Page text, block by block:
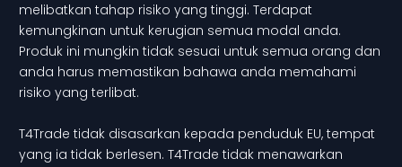
melibatkan tahap risiko yang tinggi. Terdapat
kemungkinan untuk kerugian semua modal anda.
Produk ini mungkin tidak sesuai untuk semua orang dan
anda harus memastikan bahawa anda memahami
risiko yang terlibat.
T4Trade tidak disasarkan kepada penduduk EU, tempat
yang ia tidak berlesen. T4Trade tidak menawarkan